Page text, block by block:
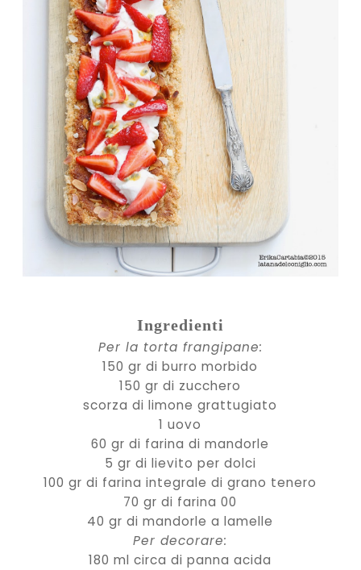
Ingredienti
Per la torta frangipane:
150 gr di burro morbido
150 gr di zucchero
scorza di limone grattugiato
1 uovo
60 gr di farina di mandorle
5 gr di lievito per dolci
100 gr di farina integrale di grano tenero
70 gr di farina 00
40 gr di mandorle a lamelle
Per decorare:
180 ml circa di panna acida